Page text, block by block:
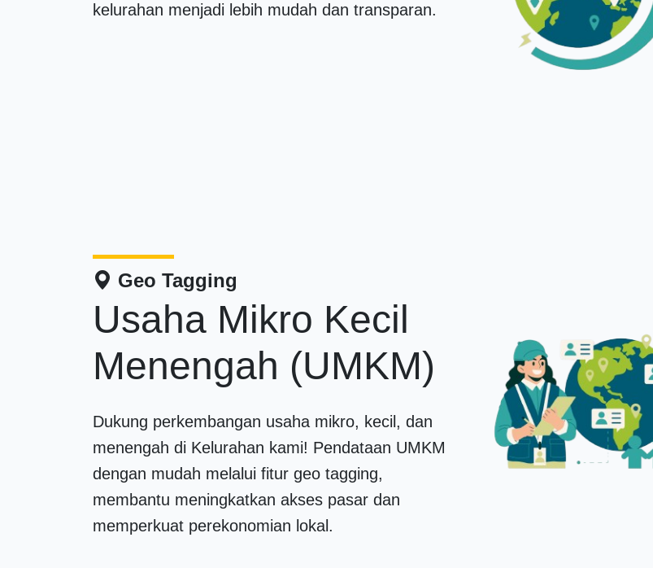
kelurahan menjadi lebih mudah dan transparan.
Geo Tagging
Usaha Mikro Kecil
Menengah (UMKM)
Dukung perkembangan usaha mikro, kecil, dan
menengah di Kelurahan kami! Pendataan UMKM
dengan mudah melalui fitur geo tagging,
membantu meningkatkan akses pasar dan
memperkuat perekonomian lokal.